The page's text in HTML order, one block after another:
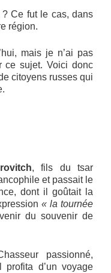
Ce fut le cas, dans
région.
mais je n’ai pas
ce sujet. Voici donc
citoyens russes qui
, fils du tsar
et passait le
dont il goûtait la
« la tournée
du souvenir de
passionné,
profita d’un voyage